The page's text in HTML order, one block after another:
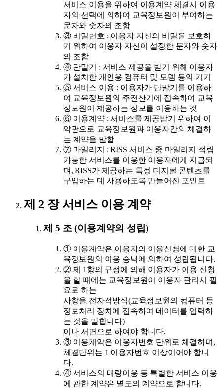
서비스 이용을 위하여 이용계약 체결시 이용
자의 선택에 의하여 교육정보원이 부여하는
문자와 숫자의 조합
③ 비밀번호 : 이용자 자신의 비밀을 보호하
기 위하여 이용자 자신이 설정한 문자와 숫자
의 조합
④ 단말기 : 서비스 제공을 받기 위해 이용자
가 설치한 개인용 컴퓨터 및 모뎀 등의 기기
⑤ 서비스 이용 : 이용자가 단말기를 이용하
여 교육정보원의 주전산기에 접속하여 교육
정보원이 제공하는 정보를 이용하는 것
⑥ 이용계약 : 서비스를 제공받기 위하여 이
약관으로 교육정보원과 이용자간의 체결하
는 계약을 말함
⑦ 마일리지 : RISS 서비스 중 마일리지 적립
가능한 서비스를 이용한 이용자에게 지급되
며, RISS가 제공하는 특정 디지털 콘텐츠를
구입하는 데 사용하도록 만들어진 포인트
제 2 장 서비스 이용 계약
제 5 조 (이용계약의 성립)
① 이용계약은 이용자의 이용신청에 대한 교
육정보원의 이용 승낙에 의하여 성립됩니다.
② 제 1항의 규정에 의해 이용자가 이용 신청
을 할 때에는 교육정보원이 이용자 관리시 필
요로 하는
사항을 전자적방식(교육정보원의 컴퓨터 등
정보처리 장치에 접속하여 데이터를 입력하
는 것을 말합니다)
이나 서면으로 하여야 합니다.
③ 이용계약은 이용자번호 단위로 체결하며,
체결단위는 1 이용자번호 이상이어야 합니
다.
④ 서비스의 대량이용 등 특별한 서비스 이용
에 관한 계약은 별도의 계약으로 합니다.